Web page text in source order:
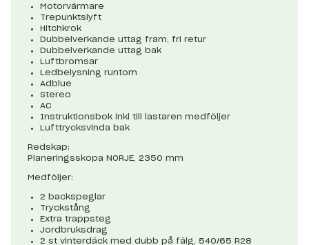
Motorvärmare
Trepunktslyft
Hitchkrok
Dubbelverkande uttag fram, fri retur
Dubbelverkande uttag bak
Luftbromsar
Ledbelysning runtom
Adblue
Stereo
AC
Instruktionsbok inkl till lastaren medföljer
Lufttrycksvinda bak
Redskap:
Planeringsskopa NORJE, 2350 mm
Medföljer:
2 backspeglar
Tryckstång
Extra trappsteg
Jordbruksdrag
2 st vinterdäck med dubb på fälg, 540/65 R28